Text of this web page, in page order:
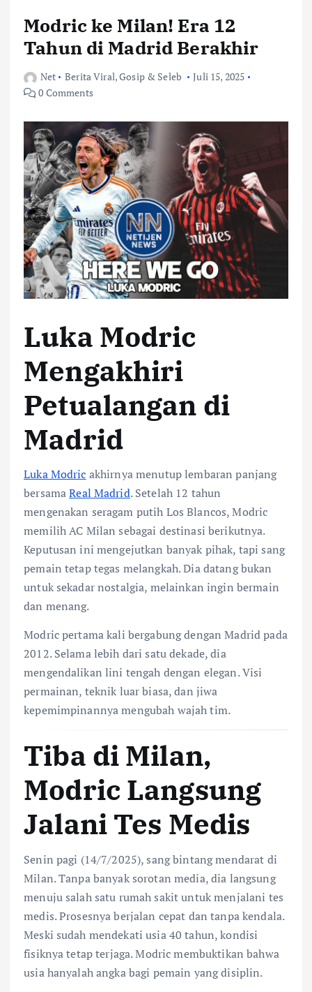
Modric ke Milan! Era 12
Tahun di Madrid Berakhir
Net Berita Viral,Gosip & Seleb
Juli 15, 2025
0 Comments
Luka Modric
Mengakhiri
Petualangan di
Madrid
Luka Modric akhirnya menutup lembaran panjang
bersamaReal Madrid. Setelah 12 tahun
mengenakan seragam putih Los Blancos, Modric
memilih AC Milan sebagai destinasi berikutnya.
Keputusan ini mengejutkan banyak pihak, tapi sang
pemain tetap tegas melangkah. Dia datang bukan
untuk sekadar nostalgia, melainkan ingin bermain
dan menang.
Modric pertama kali bergabung dengan Madrid pada
2012. Selama lebih dari satu dekade, dia
mengendalikan lini tengah dengan elegan. Visi
permainan, teknik luar biasa, dan jiwa
kepemimpinannya mengubah wajah tim.
Tiba di Milan,
Modric Langsung
Jalani Tes Medis
Senin pagi (14/7/2025), sang bintang mendarat di
Milan. Tanpa banyak sorotan media, dia langsung
menuju salah satu rumah sakit untuk menjalani tes
medis. Prosesnya berjalan cepat dan tanpa kendala.
Meski sudah mendekati usia 40 tahun, kondisi
fisiknya tetap terjaga. Modric membuktikan bahwa
usia hanyalah angka bagi pemain yang disiplin.